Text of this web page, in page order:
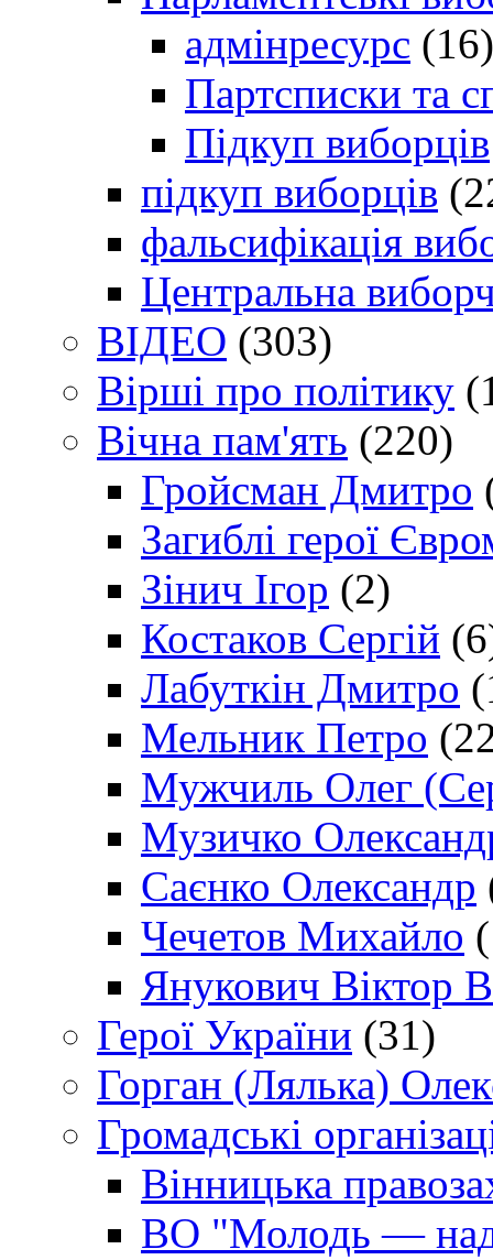
адмінресурс (16)
Партсписки та
Підкуп виборців
підкуп виборців
фальсифікація
Центральна
ВІДЕО (303)
Вірші про політику
Вічна пам'ять (220)
Гройсман Дмитро
Загиблі герої
Зінич Ігор (2)
Костаков Сергій
Лабуткін Дмитро
Мельник Петро
Мужчиль Олег
Музичко
Саєнко Олександр
Чечетов Михайло
Янукович Віктор
Герої України (31)
Горган (Лялька)
Громадські
Вінницька
ВО "Молодь —